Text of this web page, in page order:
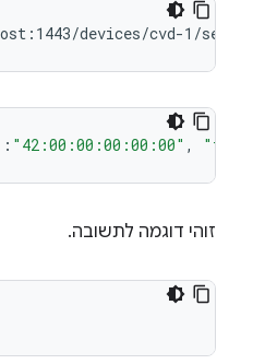
: "42:00:00:00:00:00" ,
זוהי דוגמה לתשובה.